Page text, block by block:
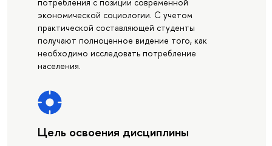
экономической социологии. С учетом
практической составляющей студенты
получают полноценное видение того, как
необходимо исследовать потребление
населения.
Цель освоения дисциплины